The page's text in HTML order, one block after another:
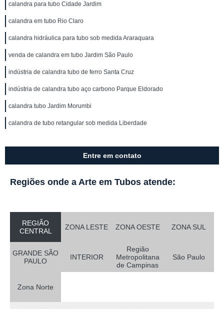
calandra para tubo Cidade Jardim
calandra em tubo Rio Claro
calandra hidráulica para tubo sob medida Araraquara
venda de calandra em tubo Jardim São Paulo
indústria de calandra tubo de ferro Santa Cruz
indústria de calandra tubo aço carbono Parque Eldorado
calandra tubo Jardim Morumbi
calandra de tubo retangular sob medida Liberdade
Entre em contato
Regiões onde a Arte em Tubos atende:
REGIÃO
CENTRAL
ZONA LESTE ZONA OESTE ZONA SUL
GRANDE SÃO
PAULO
INTERIOR
Região
Metropolitana
de Campinas
São Paulo
Zona Norte